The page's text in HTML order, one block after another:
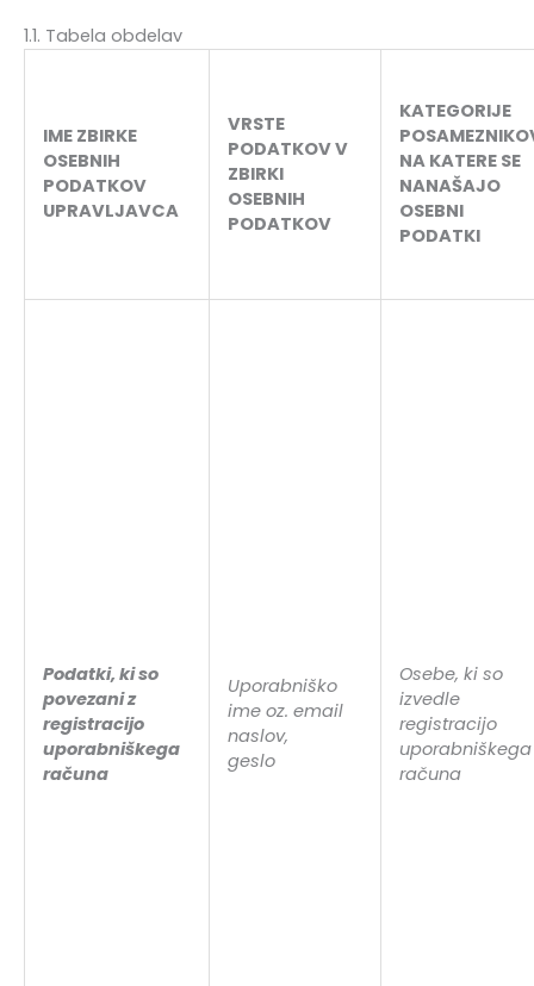
1.1. Tabela obdelav
IME ZBIRKE
OSEBNIH
PODATKOV
UPRAVLJAVCA
VRSTE
PODATKOV V
ZBIRKI
OSEBNIH
PODATKOV
KATEGORIJE
NA KATERE SE
NANAŠAJO
OSEBNI
PODATKI
Podatki, ki so
povezani z
registracijo
uporabniškega
računa
Uporabniško
ime oz. email
naslov,
geslo
Osebe, ki so
izvedle
registracijo
uporabniškega
računa